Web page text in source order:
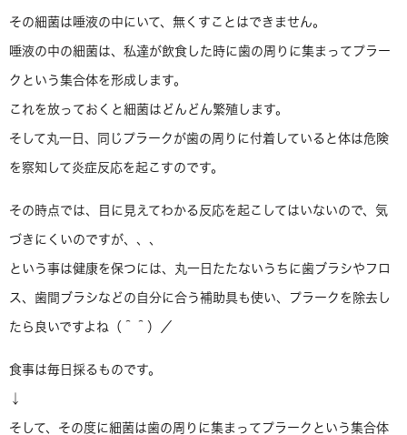
その細菌は唾液の中にいて、無くすことはできません。
唾液の中の細菌は、私達が飲食した時に歯の周りに集まってプラー
クという集合体を形成します。
これを放っておくと細菌はどんどん繁殖します。
そして丸一日、同じプラークが歯の周りに付着していると体は危険
を察知して炎症反応を起こすのです。
その時点では、目に見えてわかる反応を起こしてはいないので、気
づきにくいのですが、、、
という事は健康を保つには、丸一日たたないうちに歯ブラシやフロ
ス、歯間ブラシなどの自分に合う補助具も使い、プラークを除去し
たら良いですよね（＾＾）／
食事は毎日採るものです。
↓
そして、その度に細菌は歯の周りに集まってプラークという集合体